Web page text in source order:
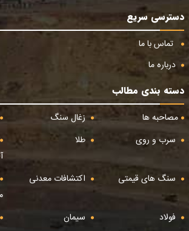
دسترسی سریع
تماس با ما
درباره ما
دسته بندی مطالب
مصاحبه ها
زغال سنگ
سرب و روی
طلا
سنگ های قیمتی
اکتشافات معدنی
فولاد
سیمان